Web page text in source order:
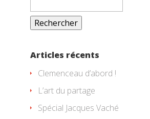
Articles récents
Clemenceau d’abord !
L’art du partage
Spécial Jacques Vaché